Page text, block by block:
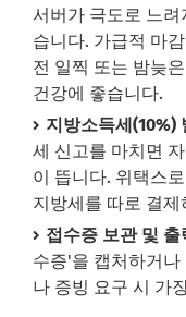
서버가 극도로 느
습니다. 가급적 마
전 일찍 또는 밤늦
건강에 좋습니다.
지방소득세(10%)
세 신고를 마치면
이 뜹니다. 위택스
지방세를 따로 결
접수증 보관 및 출
수증'을 캡처하거나
나 증빙 요구 시 가